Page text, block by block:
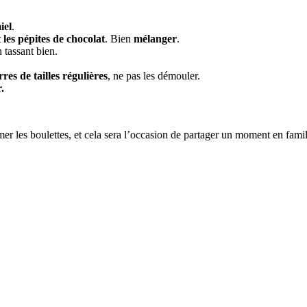
.
pépites de chocolat. Bien mélanger.
tassant bien.
de tailles régulières, ne pas les démouler.
les boulettes, et cela sera l’occasion de partager un moment en